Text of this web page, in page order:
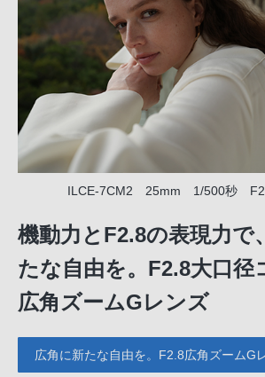
ILCE-7CM2 25mm 1/500秒
機動力とF2.8の表現力で
たな自由を。F2.8大口径
広角ズームGレンズ
広角に新たな自由を。F2.8広角ズームG